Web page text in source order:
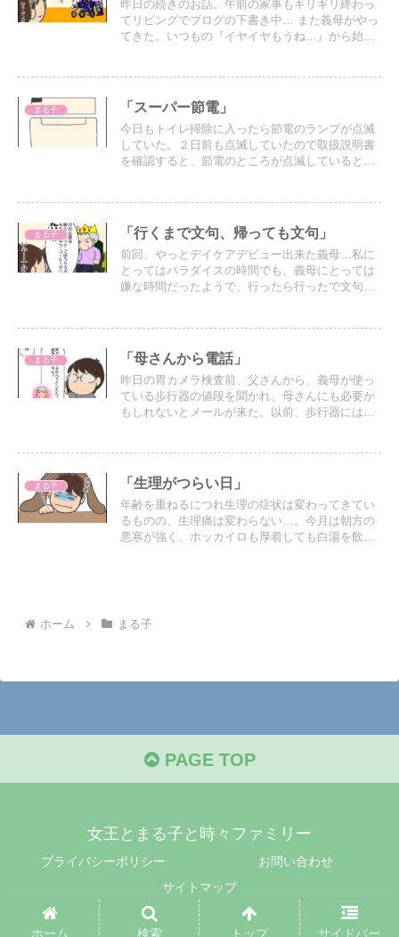
昨日の続きのお話。午前の家事もギリギリ終わっ
てリビングでブログの下書き中… また義母がやっ
てきた。いつもの『イヤイヤもうね…』から始ま
まる子 「スーパー節電」
今日もトイレ掃除に入ったら節電のランプが点滅
していた。２日前も点滅していたので取扱説明書
を確認すると、節電のところが点滅していると
まる子 「行くまで文句、帰っても文句」
前回、やっとデイケアデビュー出来た義母…私に
とってはパラダイスの時間でも、義母にとっては
嫌な時間だったようで、行ったら行ったで文句が
まる子 「母さんから電話」
昨日の胃カメラ検査前、父さんから、義母が使っ
ている歩行器の値段を聞かれ、母さんにも必要か
もしれないとメールが来た。以前、歩行器にはメ
まる子 「生理がつらい日」
年齢を重ねるにつれ生理の症状は変わってきてい
るものの、生理痛は変わらない…。今月は朝方の
悪寒が強く、ホッカイロも厚着しても白湯を飲ん
ホーム まる子
PAGE TOP
女王とまる子と時々ファミリー
プライバシーポリシー
お問い合わせ
サイトマップ
© 2022 女王とまる子と時々ファミリー.
ホーム
検索 トップ サイドバー